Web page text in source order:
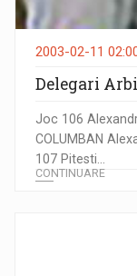
2003-02-11
Delegari
Joc 106
COLUMBAN
107 Pitesti...
CONTINUARE